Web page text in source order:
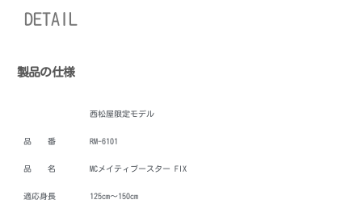
DETAIL
製品の仕様
西松屋限定モデル
品 番 RM-6101
品 名 MCメイティブースター FIX
適応身長
125cm～150cm